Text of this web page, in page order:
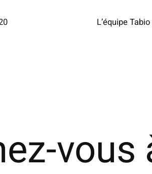
L’équipe Tabio
vous